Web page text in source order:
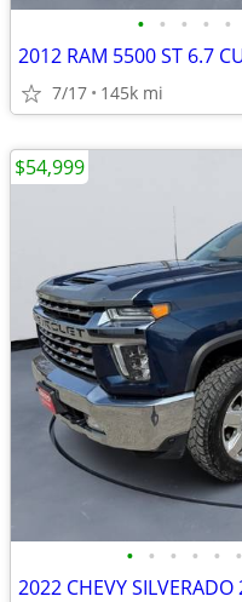
• • • • •
7/17 145k mi
• • • • • •
$54,999